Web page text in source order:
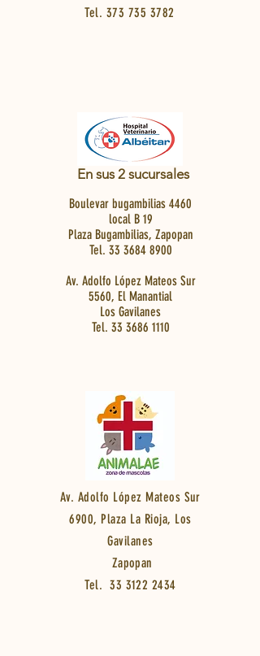
Tel. 373 735 3782
En sus 2 sucursales
Boulevar bugambilias 4460
local B 19
Plaza Bugambilias, Zapopan
Tel. 33 3684 8900
Av. Adolfo López Mateos Sur
5560, El Manantial
Los Gavilanes
Tel. 33 3686 1110
Av. Adolfo López Mateos Sur
6900, Plaza La Rioja, Los
Gavilanes
Zapopan
Tel.33 3122 2434